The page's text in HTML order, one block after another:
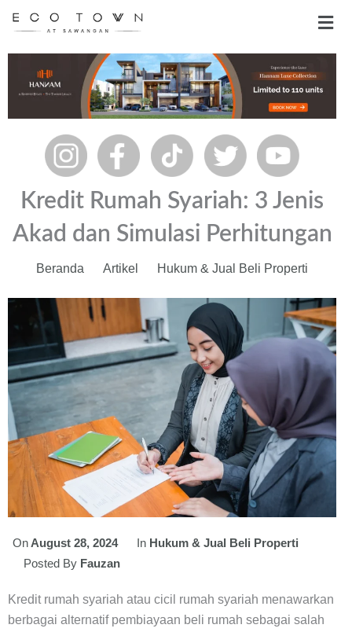
Kredit Rumah Syariah: 3 Jenis
Akad dan Simulasi Perhitungan
Beranda Artikel Hukum & Jual Beli Properti
On August 28, 2024 In Hukum & Jual Beli Properti
Posted By Fauzan
Kredit rumah syariah atau cicil rumah syariah menawarkan
berbagai alternatif pembiayaan beli rumah sebagai salah